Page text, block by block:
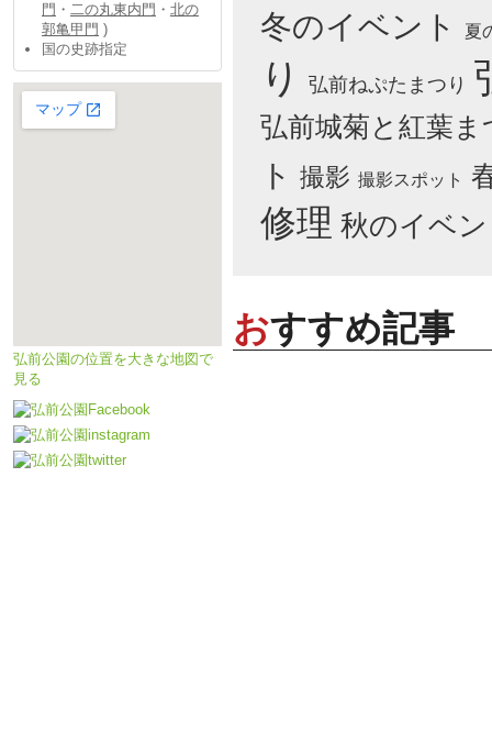
冬のイベント 夏
り 弘前ねぷたまつり
弘前城菊と紅葉ま
ト 撮影 撮影スポット
修理 秋のイベ
おすすめ記事
門 ・ 二の丸東内門 ・ 北の
郭亀甲門 )
国の史跡指定
弘前公園の位置を大きな地図で
見る